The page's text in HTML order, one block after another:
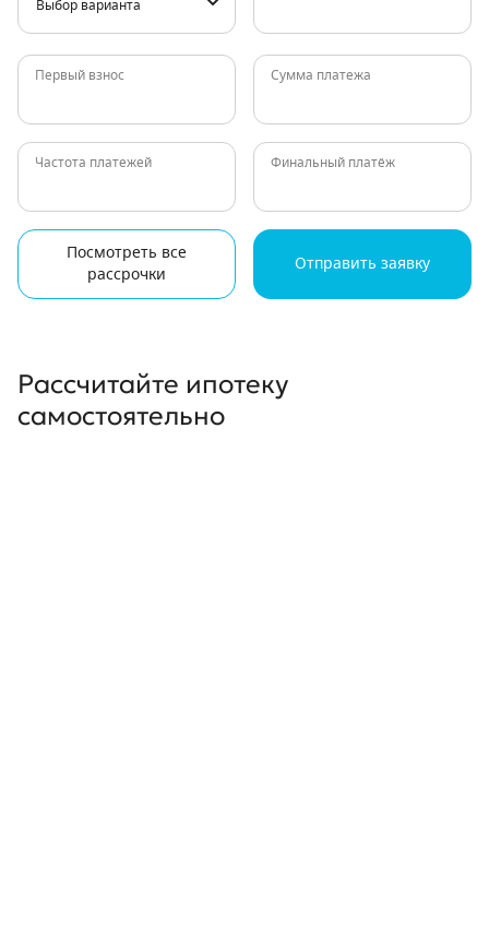
Выбор варианта
Первый взнос Сумма платежа
Частота платежей Финальный платёж
Посмотреть все
рассрочки
Отправить заявку
Рассчитайте ипотеку
самостоятельно